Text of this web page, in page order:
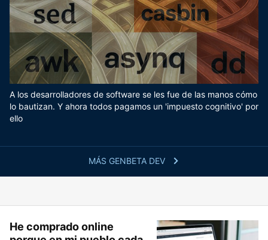
MÁS GENBETA DEV
A los desarrolladores de software se les fue de las manos cómo
lo bautizan. Y ahora todos pagamos un 'impuesto cognitivo' por
ello
He comprado online